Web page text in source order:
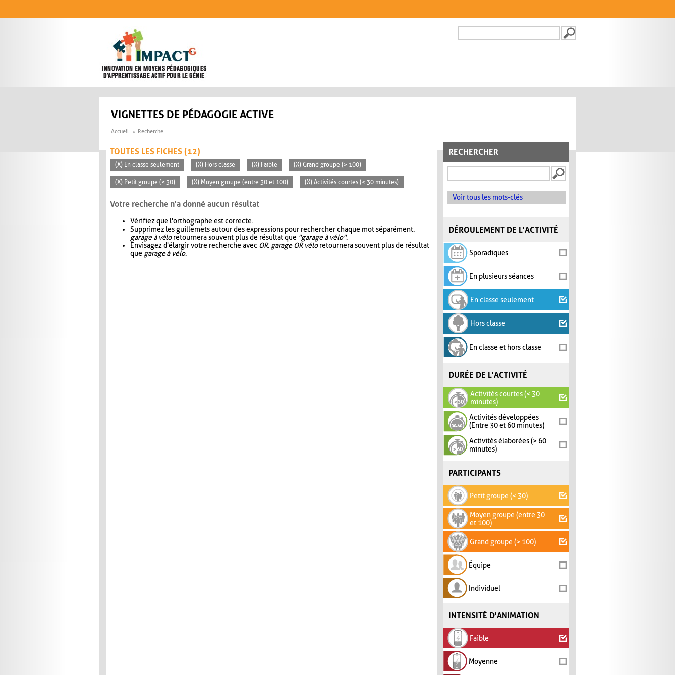
FORMULAIRE DE
VIGNETTES DE PÉDAGOGIE ACTIVE
Accueil Recherche
RECHERCHER
Voir tous les mots-clés
DÉROULEMENT DE L'ACTIVITÉ
Sporadiques
En plusieurs séances
En classe seulement
Hors classe
En classe et hors classe
DURÉE DE L'ACTIVITÉ
Activités courtes (< 30
minutes)
Activités développées
(Entre 30 et 60 minutes)
Activités élaborées (> 60
minutes)
PARTICIPANTS
Petit groupe (< 30)
Moyen groupe (entre 30
et 100)
Grand groupe (> 100)
Équipe
Individuel
INTENSITÉ D'ANIMATION
Faible
Moyenne
TOUTES LES FICHES (12)
(X) En classe seulement (X) Hors classe (X) Faible (X) Grand groupe (> 100)
(X) Petit groupe (< 30) (X) Moyen groupe (entre 30 et 100) (X) Activités courtes (< 30 minutes)
Votre recherche n'a donné aucun résultat
Vérifiez que l'orthographe est correcte.
Supprimez les guillemets autour des expressions pour rechercher chaque mot séparément.
garage à véloretournera souvent plus de résultat que "garage à vélo".
Envisagez d'élargir votre recherche avec OR. garage OR véloretournera souvent plus de résultat
que garage à vélo.